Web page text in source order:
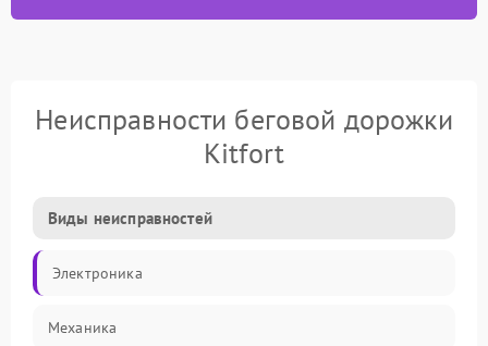
Неисправности беговой дорожки
Kitfort
Виды неисправностей
Электроника
Механика